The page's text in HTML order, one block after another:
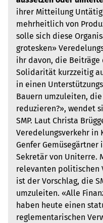
ihrer Mitteilung
mehrheitlich von
solle sich diese
grotesken»
ihr davon, die Beiträge
Solidarität kurzzeitig
in einen
Bauern umzuleiten,
reduzieren?», wendet
SMP. Laut Christa
Veredelungsverkehr in
Genfer
Sekretär von Uniterre.
relevanten politischen
ist der Vorschlag, die
umzuleiten. «Alle
haben heute einen
reglementarischen